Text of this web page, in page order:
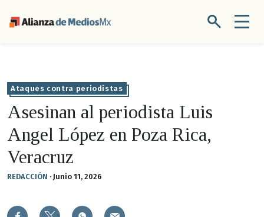
Ataques contra periodistas
Asesinan al periodista Luis
Angel López en Poza Rica,
Veracruz
REDACCIÓN · Junio 11, 2026